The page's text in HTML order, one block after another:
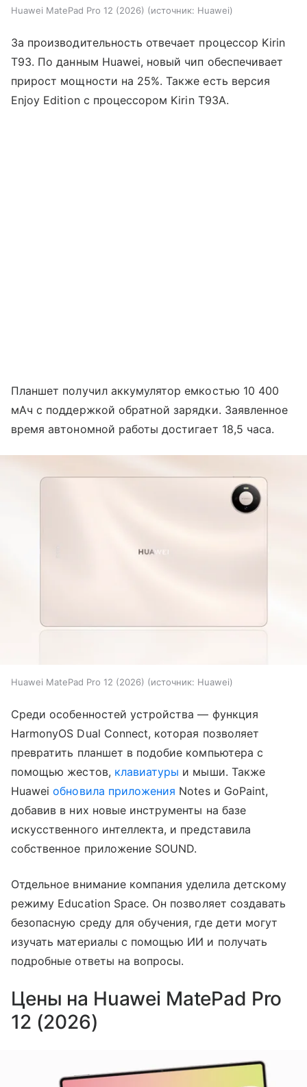
Huawei MatePad Pro 12 (2026) источник: Huawei
За производительность отвечает процессор Kirin
T93. По данным Huawei, новый чип обеспечивает
прирост мощности на 25%. Также есть версия
Enjoy Edition с процессором Kirin T93A.
Планшет получил аккумулятор емкостью 10 400
мАч с поддержкой обратной зарядки. Заявленное
время автономной работы достигает 18,5 часа.
Huawei MatePad Pro 12 (2026) источник: Huawei
Среди особенностей устройства — функция
HarmonyOS Dual Connect, которая позволяет
превратить планшет в подобие компьютера с
помощью жестов, клавиатуры и мыши. Также
Huaweiобновила приложения Notes и GoPaint,
добавив в них новые инструменты на базе
искусственного интеллекта, и представила
собственное приложение SOUND.
Отдельное внимание компания уделила детскому
режиму Education Space. Он позволяет создавать
безопасную среду для обучения, где дети могут
изучать материалы с помощью ИИ и получать
подробные ответы на вопросы.
Цены на Huawei MatePad Pro
12 (2026)